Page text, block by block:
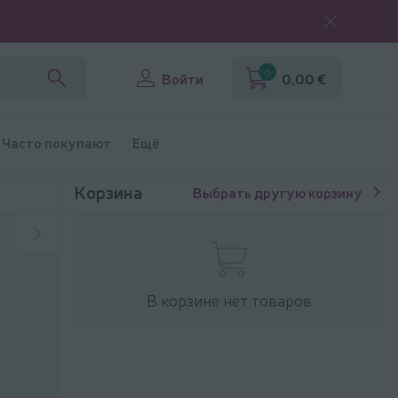
Войти 0 0,00 €
Часто покупают Ещё
Корзина Выбрать другую корзину
В корзине нет товаров